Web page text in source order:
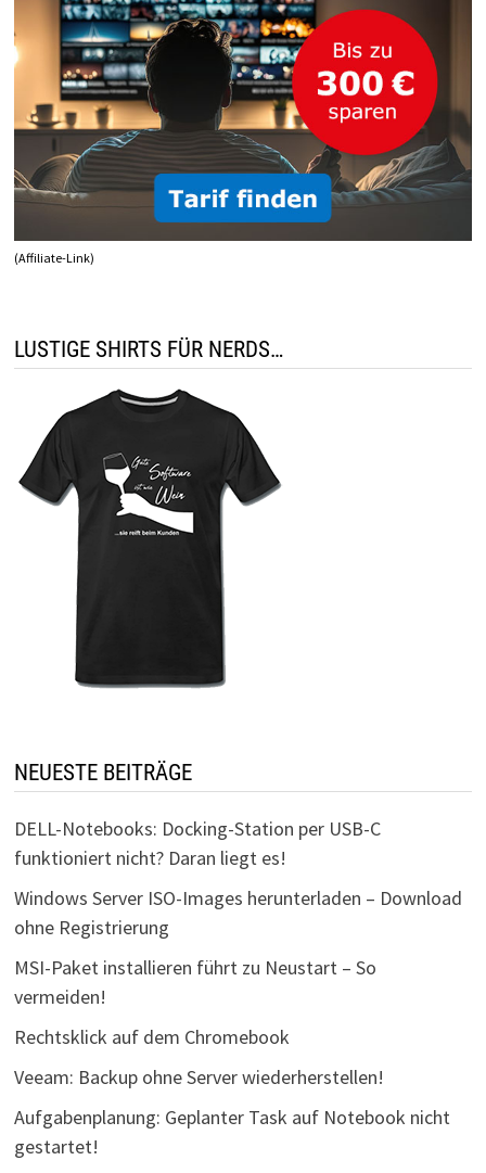
(Affiliate-Link)
LUSTIGE SHIRTS FÜR NERDS…
NEUESTE BEITRÄGE
DELL-Notebooks: Docking-Station per USB-C
funktioniert nicht? Daran liegt es!
Windows Server ISO-Images herunterladen – Download
ohne Registrierung
MSI-Paket installieren führt zu Neustart – So
vermeiden!
Rechtsklick auf dem Chromebook
Veeam: Backup ohne Server wiederherstellen!
Aufgabenplanung: Geplanter Task auf Notebook nicht
gestartet!